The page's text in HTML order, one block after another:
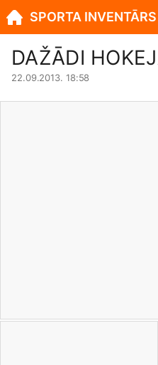
DAŽĀDI
22.09.2013. 18:58
SPORTA